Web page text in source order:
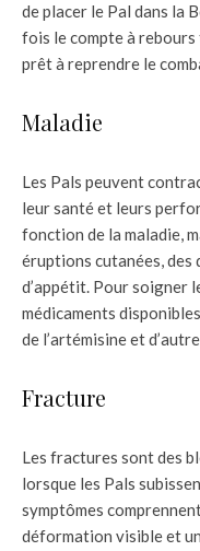
de placer le Pal dans la
fois le compte à
prêt à reprendre le
Maladie
Les Pals peuvent
leur santé et leurs
fonction de la maladie,
éruptions cutanées,
d’appétit. Pour soigner
médicaments
de l’artémisine et
Fracture
Les fractures sont des
lorsque les Pals
symptômes
déformation visible et